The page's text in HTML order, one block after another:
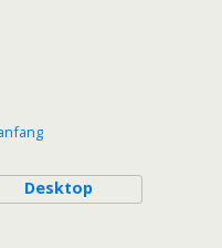
Desktop